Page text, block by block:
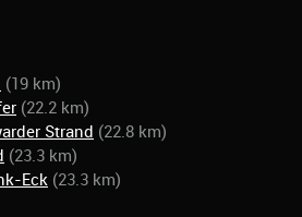
(19 km)
(22.2 km)
Strand (22.8 km)
(23.3 km)
Eck (23.3 km)